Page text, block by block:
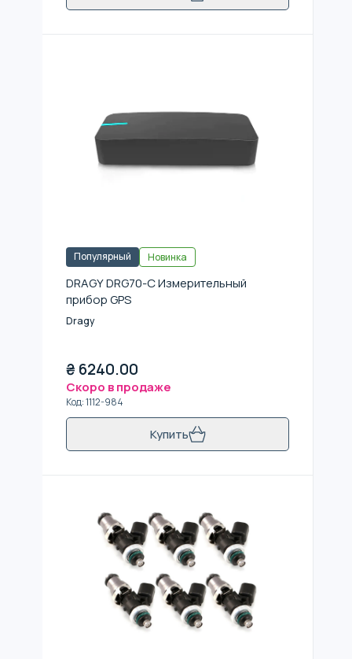
Популярный Новинка
DRAGY DRG70-C Измерительный
прибор GPS
Dragy
₴ 6240.00
Скоро в продаже
Код:1112-984
Купить